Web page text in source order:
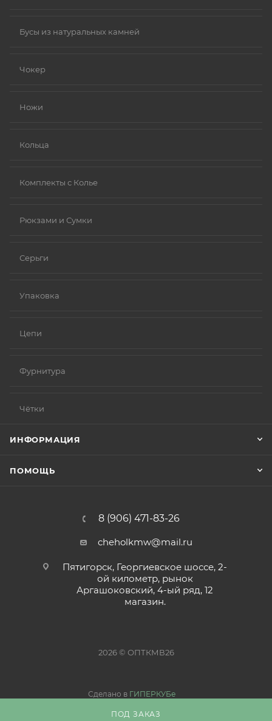
ПОД ЗАКАЗ
Бусы из натуральных камней
Чокер
Ножи
Кольца
Комплекты с Колье
Рюкзами и Сумки
Серьги
Упаковка
Цепи
Фурнитура
Чётки
ИНФОРМАЦИЯ
ПОМОЩЬ
8 (906) 471-83-26
cheholkmw@mail.ru
Пятигорск, Георгиевское шоссе, 2-
ой километр, рынок
Аргашоковский, 4-ый ряд, 12
магазин.
2026 © ОПТКМВ26
Сделано в ГИПЕРКУБе